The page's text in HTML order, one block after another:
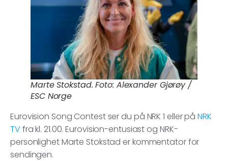
Marte Stokstad. Foto: Alexander Gjørøy /
ESC Norge
Eurovision Song Contest ser du på NRK 1 eller påNRK
TV fra kl. 21.00. Eurovision-entusiast og NRK-
personlighet Marte Stokstad er kommentator for
sendingen.